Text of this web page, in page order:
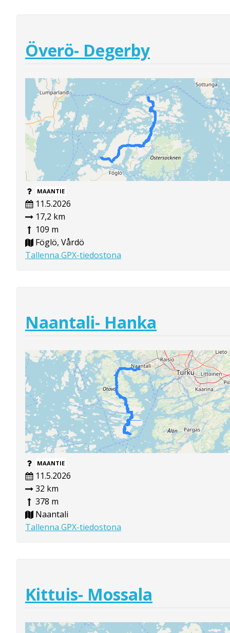
Överö- Degerby
MAANTIE
11.5.2026
17,2 km
109 m
Föglö, Vårdö
Tallenna GPX-tiedostona
Naantali- Hanka
MAANTIE
11.5.2026
32 km
378 m
Naantali
Tallenna GPX-tiedostona
Kittuis- Mossala